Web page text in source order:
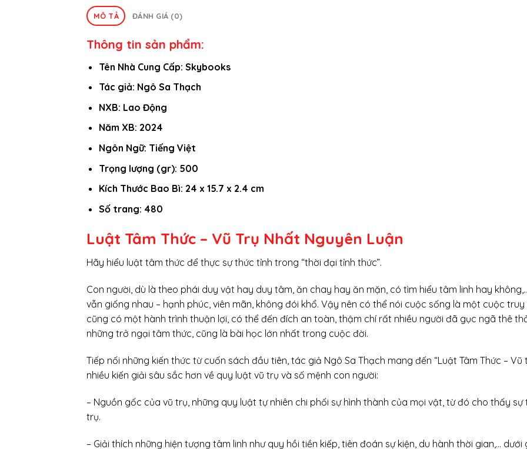
MÔ TẢ ĐÁNH GIÁ (0)
Thông tin sản phẩm:
Tên Nhà Cung Cấp: Skybooks
Tác giả: Ngô Sa Thạch
NXB: Lao Động
Năm XB: 2024
Ngôn Ngữ: Tiếng Việt
Trọng lượng (gr): 500
Kích Thước Bao Bì: 24 x 15.7 x 2.4 cm
Số trang: 480
Luật Tâm Thức – Vũ Trụ Nhất Nguyên Luận
Hãy hiểu luật tâm thức để thực sự thức tỉnh trong “thời đại tỉnh thức”.
Con người, dù là theo phái duy vật hay duy tâm, ăn chay hay ăn mặn, có tìm hiểu tâm linh hay
vẫn giống nhau – hạnh phúc, viên mãn, không đói khổ. Vậy nên có thể nói cuộc sống là một cuộc
cũng có một hành trình thuận lợi, có thể đến đích an toàn, thậm chí rất nhiều người đã gục ngã thê
những trở ngại tâm thức, cũng là bài học lớn nhất trong cuộc đời.
Tiếp nối những kiến thức từ cuốn sách đầu tiên, tác giả Ngô Sa Thạch mang đến “Luật Tâm Thức –
nhiều kiến giải sâu sắc hơn về quy luật vũ trụ và số mệnh con người:
– Nguồn gốc của vũ trụ, những quy luật tự nhiên chi phối sự hình thành của mọi vật, từ đó cho thấy
trụ.
– Giải thích những hiện tượng tâm linh như quy hồi tiền kiếp, tiên đoán sự kiện, du hành thời gian,… dưới